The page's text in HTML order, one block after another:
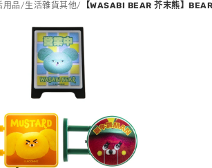
用品/生活雜貨其他/ 【WASABI BEAR 芥末熊】